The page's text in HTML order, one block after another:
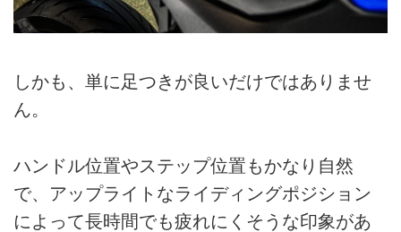
しかも、単に足つきが良いだけではありませ
ん。
ハンドル位置やステップ位置もかなり自然
で、アップライトなライディングポジション
によって長時間でも疲れにくそうな印象があ